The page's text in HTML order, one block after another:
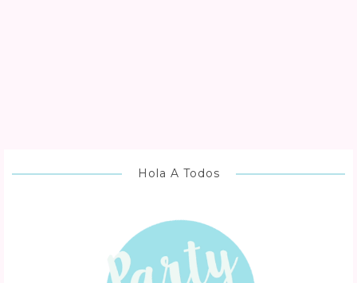
Hola A Todos